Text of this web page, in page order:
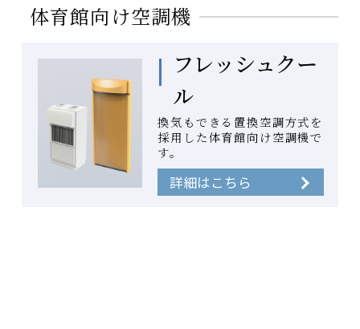
体育館向け空調機
フレッシュクー
ル
換気もできる置換空調方式を
採用した体育館向け空調機で
す。
詳細はこちら